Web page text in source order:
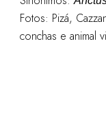
Fotos: Pizá,
conchas e animal